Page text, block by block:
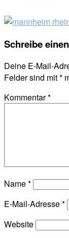
Schreibe
Deine E-Mail-
Felder sind mit*
Kommentar*
Name*
E-Mail-Adresse*
Website